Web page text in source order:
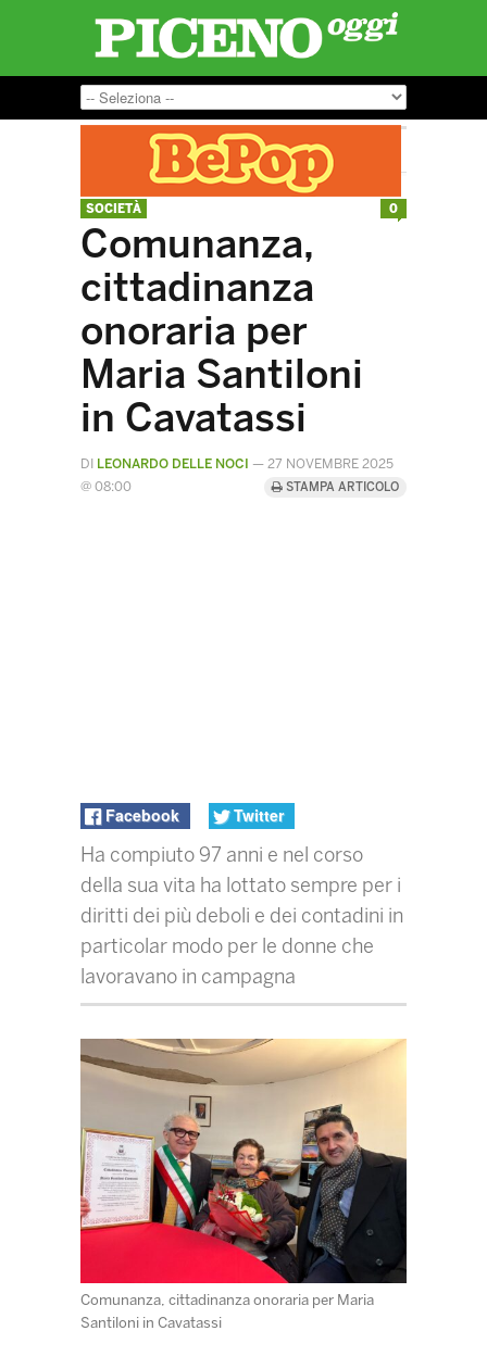
SOCIETÀ
Comunanza,
cittadinanza
onoraria per
Maria Santiloni
in Cavatassi
DI LEONARDO DELLE NOCI — 27 NOVEMBRE 2025
@ 08:00
STAMPA ARTICOLO
Facebook Twitter
Ha compiuto 97 anni e nel corso
della sua vita ha lottato sempre per i
diritti dei più deboli e dei contadini in
particolar modo per le donne che
lavoravano in campagna
Comunanza, cittadinanza onoraria per Maria
Santiloni in Cavatassi
0